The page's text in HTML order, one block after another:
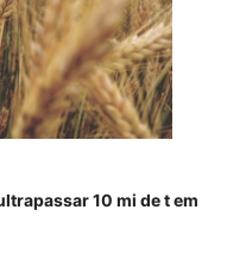
10 mi de t em